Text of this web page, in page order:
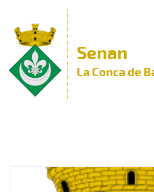
Senan
La Conca de